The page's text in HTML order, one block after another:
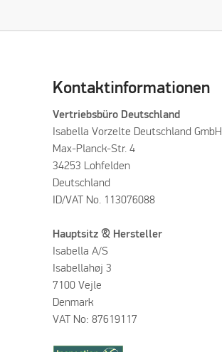
Kontaktinformationen
Vertriebsbüro Deutschland
Isabella Vorzelte Deutschland GmbH
Max-Planck-Str. 4
34253 Lohfelden
Deutschland
ID/VAT No. 113076088
Hauptsitz & Hersteller
Isabella A/S
Isabellahøj 3
7100 Vejle
Denmark
VAT No: 87619117